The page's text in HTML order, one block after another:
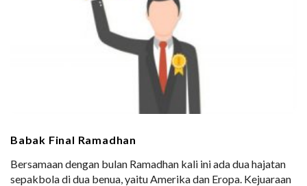
Babak Final Ramadhan
Bersamaan dengan bulan Ramadhan kali ini ada dua hajatan
sepakbola di dua benua, yaitu Amerika dan Eropa. Kejuaraan